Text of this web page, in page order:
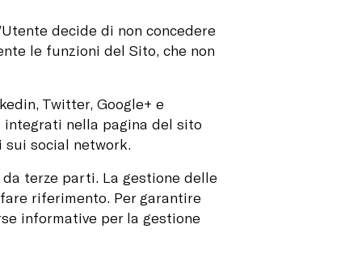
decide di non concedere
le funzioni del Sito, che non
Twitter, Google+ e
nella pagina del sito
social network.
terze parti. La gestione delle
riferimento. Per garantire
informative per la gestione